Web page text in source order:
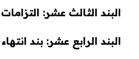
البند الثالث عشر:
البند الرابع عشر: بند